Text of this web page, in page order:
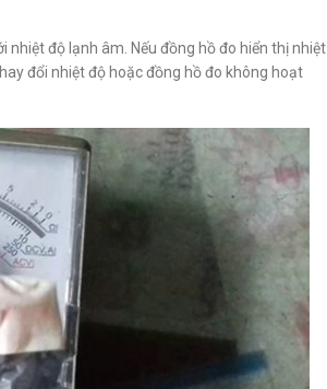
độ lạnh âm. Nếu đồng hồ đo hiển thị nhiệt
đổi nhiệt độ hoặc đồng hồ đo không hoạt